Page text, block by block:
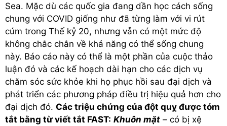
Sea. Mặc dù các quốc gia đang dần học cách sống
chung với COVID giống như đã từng làm với vi rút
cúm trong Thế kỷ 20, nhưng vẫn có một mức độ
không chắc chắn về khả năng có thể sống chung
này. Báo cáo này có thể là một phần của cuộc thảo
luận đó và các kế hoạch dài hạn cho các dịch vụ
chăm sóc sức khỏe khi họ phục hồi sau đại dịch và
phát triển các phương pháp điều trị hiệu quả hơn cho
đại dịch đó. Các triệu chứng của đột quỵ được tóm
tắt bằng từ viết tắt FAST: Khuôn mặt – có bị xệ